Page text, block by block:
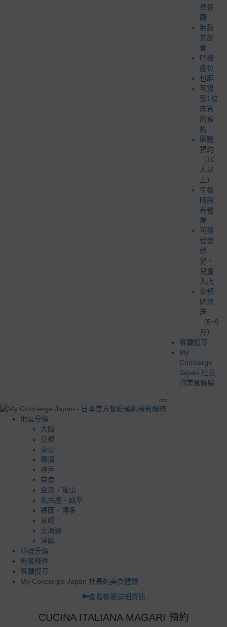
善餐
廳
無麩
質飲
食
吧檯
座位
包廂
可接
受1位
來賓
的預
約
團體
預約
（10
人以
上）
午餐
時段
有營
業
可接
受嬰
幼
兒・
兒童
入店
京都
納涼
床
（5~9
月）
餐廳搜尋
My
Concierge
Japan 社長
的美食體驗
地區分類
大阪
京都
東京
橫濱
神戶
奈良
金澤・富山
名古屋・岐阜
福岡・博多
宮崎
北海道
沖繩
料理分類
用餐條件
餐廳搜尋
My Concierge Japan 社長的美食體驗
查看餐廳詳細資訊
CUCINA ITALIANA MAGARI 預約